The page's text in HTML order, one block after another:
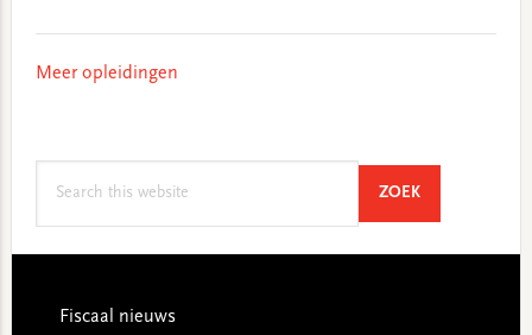
Meer opleidingen
ZOEKSEARCH
Footer
Fiscaal nieuws